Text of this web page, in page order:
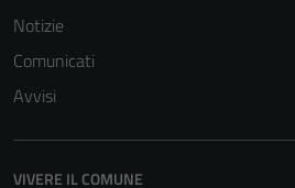
Notizie
Comunicati
Avvisi
VIVERE IL COMUNE